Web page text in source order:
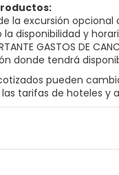
la excursión
la disponibilidad y
GASTOS DE
donde tendrá
pueden
tarifas de hoteles